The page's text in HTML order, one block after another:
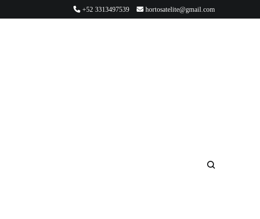
+52 3313497539 hortosatelite@gmail.com